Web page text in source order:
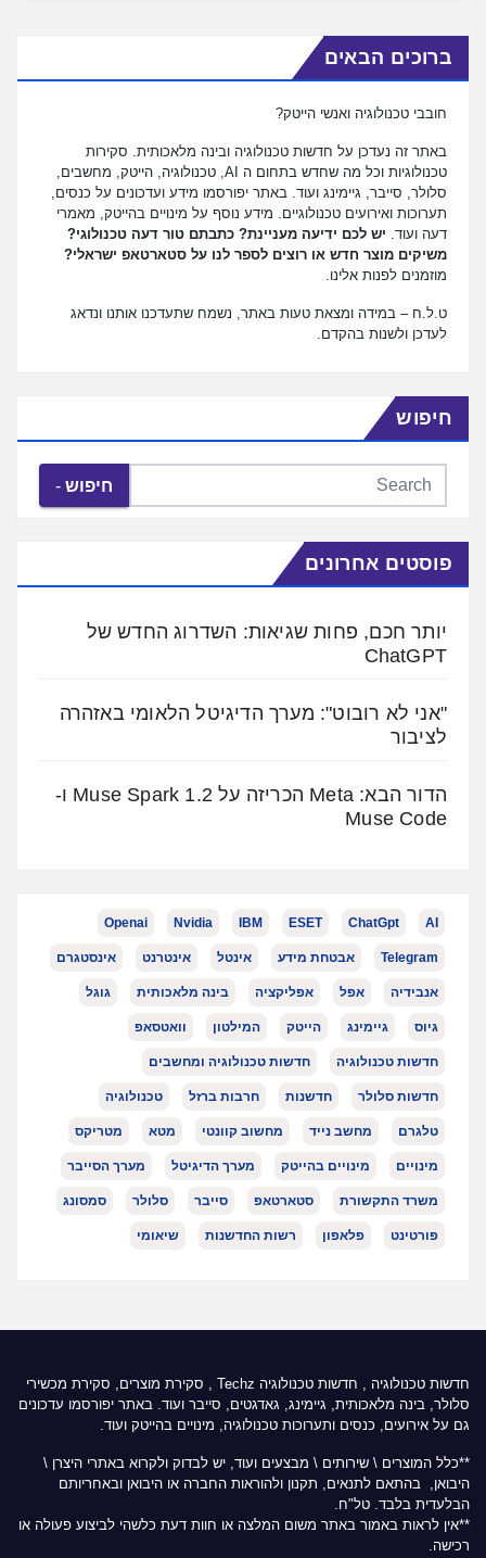
ברוכים הבאים
חובבי טכנולוגיה ואנשי הייטק?
באתר זה נעדכן על חדשות טכנולוגיה ובינה מלאכותית. סקירות
טכנולוגיות וכל מה שחדש בתחום ה AI, טכנולוגיה, הייטק, מחשבים,
סלולר, סייבר, גיימינג ועוד. באתר יפורסמו מידע ועדכונים על כנסים,
תערוכות ואירועים טכנולוגיים. מידע נוסף על מינויים בהייטק, מאמרי
דעה ועוד. יש לכם ידיעה מעניינת? כתבתם טור דעה טכנולוגי?
משיקים מוצר חדש או רוצים לספר לנו על סטארטאפ ישראלי?
מוזמנים לפנות אלינו.
ט.ל.ח – במידה ומצאת טעות באתר, נשמח שתעדכנו אותנו ונדאג
לעדכן ולשנות בהקדם.
חיפוש
חיפוש
פוסטים אחרונים
יותר חכם, פחות שגיאות: השדרוג החדש של
ChatGPT
"אני לא רובוט": מערך הדיגיטל הלאומי באזהרה
לציבור
הדור הבא: Meta הכריזה על Muse Spark 1.2 ו-
Muse Code
AI
ChatGpt
ESET
IBM
Nvidia
Openai
Telegram אבטחת מידע אינטל אינטרנט אינסטגרם
אנבידיה אפל אפליקציה בינה מלאכותית גוגל
גיוס גיימינג הייטק המילטון וואטסאפ
חדשות טכנולוגיה חדשות טכנולוגיה ומחשבים
חדשות סלולר חדשנות חרבות ברזל טכנולוגיה
טלגרם מחשב נייד מחשוב קוונטי מטא מטריקס
מינויים מינויים בהייטק מערך הדיגיטל מערך הסייבר
משרד התקשורת סטארטאפ סייבר סלולר סמסונג
פורטינט פלאפון רשות החדשנות שיאומי
חדשות טכנולוגיה , חדשות טכנולוגיה Techz
, סקירת מוצרים, סקירת מכשירי
סלולר, בינה מלאכותית, גיימינג, גאדגטים, סייבר ועוד. באתר יפורסמו עדכונים
גם על אירועים, כנסים ותערוכות טכנולוגיה, מינויים בהייטק ועוד.
**כלל המוצרים \ שירותים \ מבצעים ועוד, יש לבדוק ולקרוא באתרי היצרן \
היבואן, בהתאם לתנאים, תקנון ולהוראות החברה או היבואן ובאחריותם
הבלעדית בלבד. טל"ח.
**אין לראות באמור באתר משום המלצה או חוות דעת כלשהי לביצוע פעולה או
רכישה.